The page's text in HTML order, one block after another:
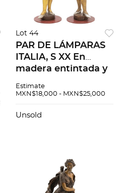
Lot 44
PAR DE LÁMPARAS
ITALIA, S XX En
madera entintada y
manera de
Electrificadas. 2
Estimate
MXN$18,000 - MXN$25,000
Unsold